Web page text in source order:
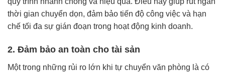
thời gian chuyển dọn, đảm bảo tiến độ công việc và hạn
chế tối đa sự gián đoạn trong hoạt động kinh doanh.
2. Đảm bảo an toàn cho tài sản
Một trong những rủi ro lớn khi tự chuyển văn phòng là có